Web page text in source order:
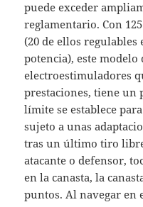
puede exceder
reglamentario. Con
(20 de ellos
potencia), este modelo
electroestimuladores
prestaciones, tiene un
límite se establece
sujeto a unas
tras un último tiro
atacante o defensor,
en la canasta, la
puntos. Al navegar en